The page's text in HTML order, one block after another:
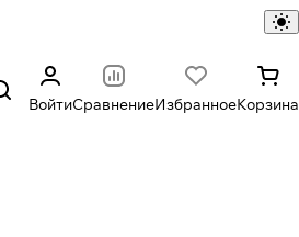
ВойтиСравнениеИзбранноеКорзина